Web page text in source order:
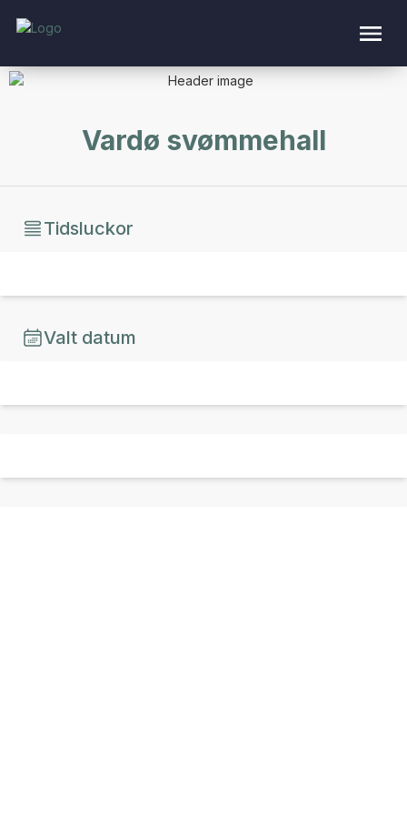
Vardø svømmehall
Tidsluckor
Valt datum